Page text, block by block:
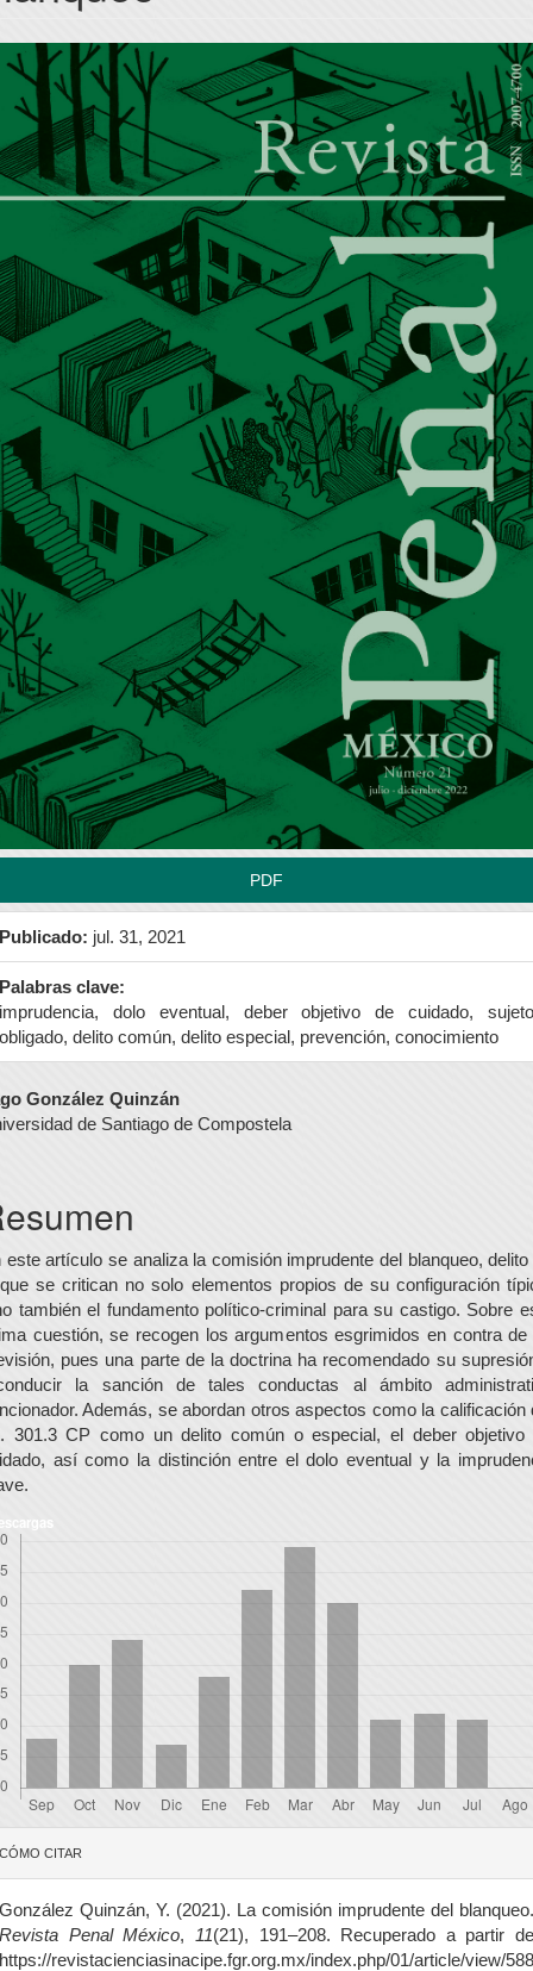
PDF
Publicado: jul. 31, 2021
Palabras clave:
imprudencia, dolo eventual, deber objetivo de cuidado, sujeto
obligado, delito común, delito especial, prevención, conocimiento
González Quinzán
de Santiago de Compostela
este artículo se analiza la comisión imprudente del blanqueo, delito
se critican no solo elementos propios de su configuración
también el fundamento político-criminal para su castigo. Sobre
cuestión, se recogen los argumentos esgrimidos en contra de
pues una parte de la doctrina ha recomendado su
la sanción de tales conductas al ámbito
Además, se abordan otros aspectos como la calificación
301.3 CP como un delito común o especial, el deber objetivo
así como la distinción entre el dolo eventual y la
CÓMO CITAR
González Quinzán, Y. (2021). La comisión imprudente del blanqueo.
Revista Penal México, 11(21), 191–208. Recuperado a partir de
https://revistacienciasinacipe.fgr.org.mx/index.php/01/article/view/588